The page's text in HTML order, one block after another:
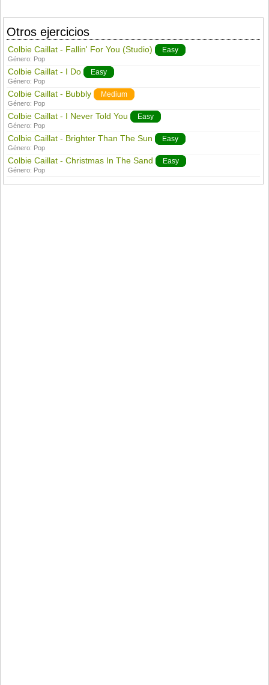
Otros ejercicios
Colbie Caillat - Fallin' For You (Studio) Easy
Género: Pop
Colbie Caillat - I Do Easy
Género: Pop
Colbie Caillat - Bubbly Medium
Género: Pop
Colbie Caillat - I Never Told You Easy
Género: Pop
Colbie Caillat - Brighter Than The Sun Easy
Género: Pop
Colbie Caillat - Christmas In The Sand Easy
Género: Pop